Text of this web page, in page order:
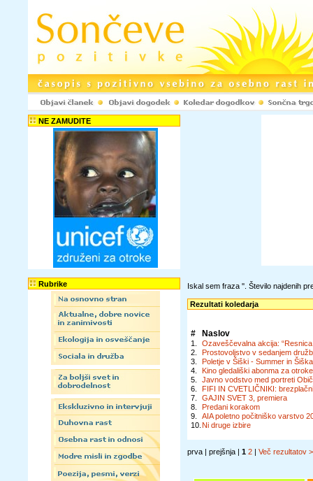
NE ZAMUDITE
Rubrike Iskal sem fraza ''. Število najdenih
Rezultati koledarja
# Naslov
1.
Ozaveščevalna akcija:
2.
Prostovoljstvo v sedanjem
3.
Poletje v Šiški - Summer in
4.
Kino gledališki abonma za
5.
Javno vodstvo med portreti
6.
FIFI IN CVETLIČNIKI:
7.
GAJIN SVET 3, premiera
8.
Predani korakom
9.
AIA poletno počitniško varstvo
10. Ni druge izbire
prva | prejšnja | 1 2 | Več rezultatov